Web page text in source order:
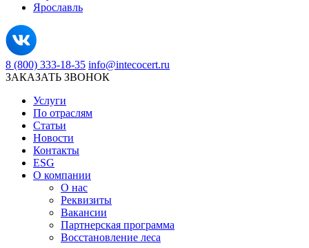
Ярославль
8 (800) 333-18-35 info@intecocert.ru
ЗАКАЗАТЬ ЗВОНОК
Услуги
По отраслям
Статьи
Новости
Контакты
ESG
О компании
О нас
Реквизиты
Вакансии
Партнерская программа
Восстановление леса